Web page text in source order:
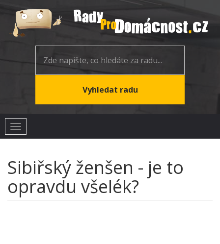
Toggle
navigation
Sibiřský ženšen - je to
opravdu všelék?